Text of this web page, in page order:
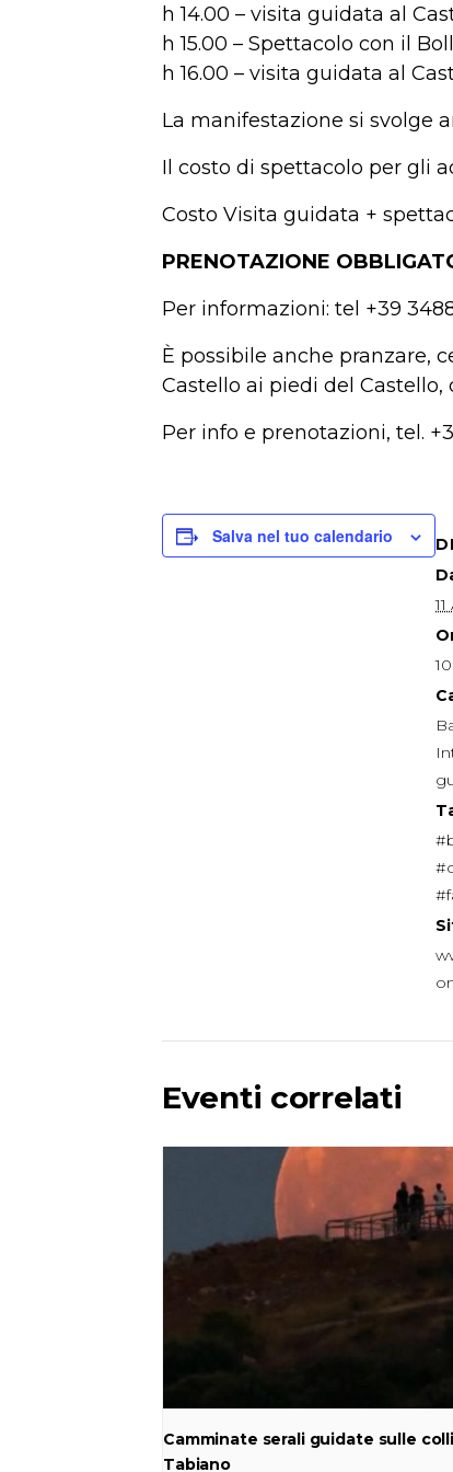
h 14.00 – visita guidata al
h 15.00 – Spettacolo con il
h 16.00 – visita guidata al
La manifestazione si svolge
Il costo di spettacolo per gli
Costo Visita guidata +
PRENOTAZIONE
Per informazioni: tel +39
È possibile anche pranzare,
Castello ai piedi del
Per info e prenotazioni, tel.
Salva nel tuo calendario
Eventi correlati
Camminate serali guidate sulle
Tabiano